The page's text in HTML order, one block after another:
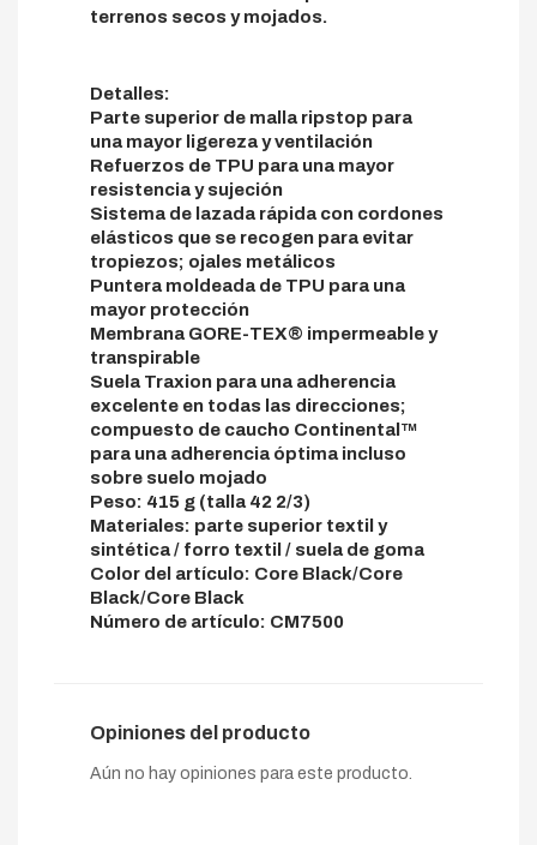
terrenos secos y mojados.
Detalles:
Parte superior de malla ripstop para
una mayor ligereza y ventilación
Refuerzos de TPU para una mayor
resistencia y sujeción
Sistema de lazada rápida con cordones
elásticos que se recogen para evitar
tropiezos; ojales metálicos
Puntera moldeada de TPU para una
mayor protección
Membrana GORE-TEX® impermeable y
transpirable
Suela Traxion para una adherencia
excelente en todas las direcciones;
compuesto de caucho Continental™
para una adherencia óptima incluso
sobre suelo mojado
Peso: 415 g (talla 42 2/3)
Materiales: parte superior textil y
sintética / forro textil / suela de goma
Color del artículo: Core Black/Core
Black/Core Black
Número de artículo: CM7500
Opiniones del producto
Aún no hay opiniones para este producto.